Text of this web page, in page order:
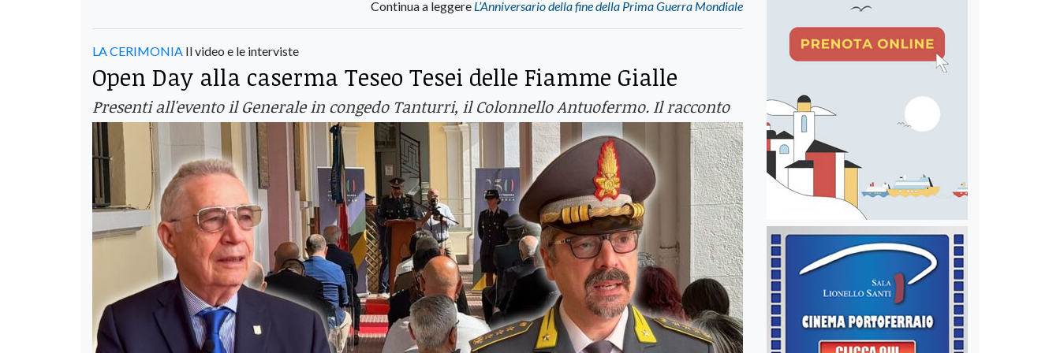
Continua a leggere L’Anniversario della fine della Prima Guerra Mondiale
LA CERIMONIA Il video e le interviste
Open Day alla caserma Teseo Tesei delle Fiamme Gialle
Presenti all'evento il Generale in congedo Tanturri, il Colonnello Antuofermo. Il racconto